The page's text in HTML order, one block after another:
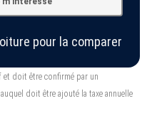
pour la comparer
doit être confirmé par un
doit être ajouté la taxe annuelle